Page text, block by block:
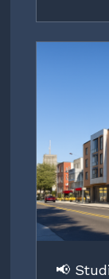
📢